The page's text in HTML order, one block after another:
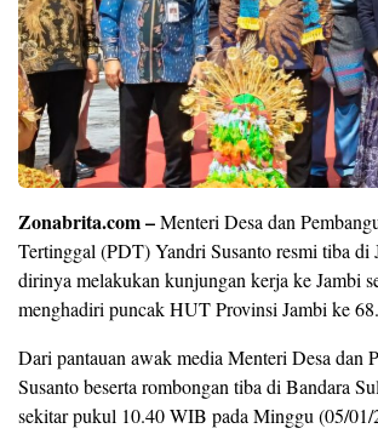
Zonabrita.com –Menteri Desa dan
Tertinggal (PDT) Yandri Susanto resmi tiba di
dirinya melakukan kunjungan kerja ke Jambi
menghadiri puncak HUT Provinsi Jambi ke 68.
Dari pantauan awak media Menteri Desa dan
Susanto beserta rombongan tiba di Bandara
sekitar pukul 10.40 WIB pada Minggu (05/01/